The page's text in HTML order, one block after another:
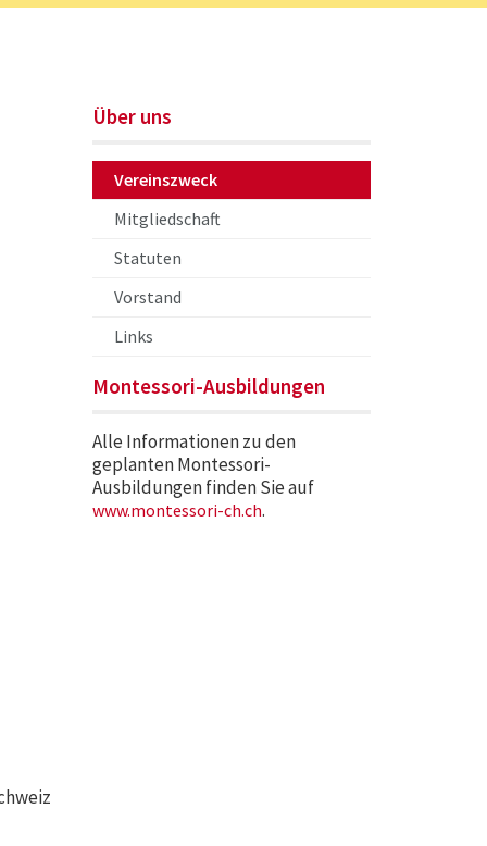
Über uns
Vereinszweck
Mitgliedschaft
Statuten
Vorstand
Links
Montessori-Ausbildungen
Alle Informationen zu den
geplanten Montessori-
Ausbildungen finden Sie auf
www.montessori-ch.ch.